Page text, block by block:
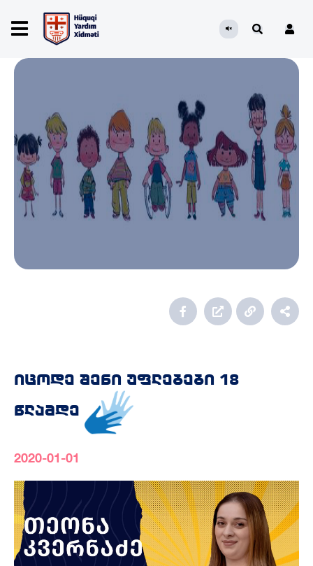
იცოდე შენი უფლებები 18
წლამდე
2020-01-01